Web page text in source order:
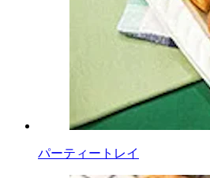
パーティートレイ